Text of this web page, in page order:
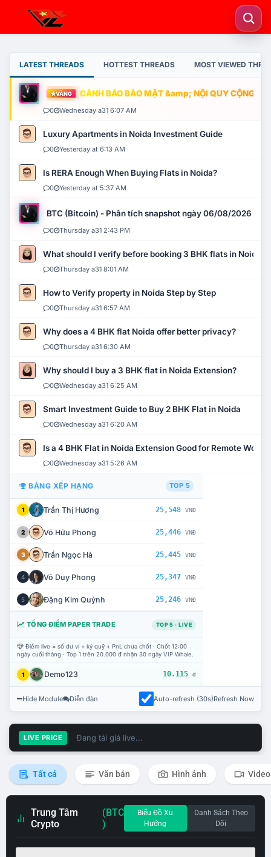
LATEST THREADS HOTTEST THREADS MOST VIEWED
VÀNG CẢNH BÁO BẢO MẬT &amp; NỘI QUY CỘNG
0 Wednesday a31 6:07 AM
Luxury Apartments in Noida Investment Guide
0 Yesterday at 6:13 AM
Is RERA Enough When Buying Flats in Noida?
0 Yesterday at 5:37 AM
BTC (Bitcoin) - Phân tích snapshot ngày 06/08/2026
0 Thursday a31 2:43 PM
What should I verify before booking 3 BHK flats in Noida?
0 Thursday a31 8:01 AM
How to Verify property in Noida Step by Step
0 Thursday a31 6:57 AM
Why does a 4 BHK flat Noida offer better privacy?
0 Thursday a31 6:30 AM
Why should I buy a 3 BHK flat in Noida Extension?
0 Wednesday a31 6:25 AM
Smart Investment Guide to Buy 2 BHK Flat in Noida
0 Wednesday a31 6:20 AM
Is a 4 BHK Flat in Noida Extension Good for Remote Work?
0 Wednesday a31 5:26 AM
BẢNG XẾP HẠNG TOP 5
1 Trần Thị Hương 25,548 VNĐ
2 Võ Hữu Phong 25,446 VNĐ
3 Trần Ngọc Hà 25,445 VNĐ
4 Võ Duy Phong 25,347 VNĐ
5 Đặng Kim Quỳnh 25,246 VNĐ
TỔNG ĐIỂM PAPER TRADE TOP 5 · LIVE
Điểm live = số dư ví + ký quỹ + PnL chưa chốt · Chốt 12:00
ngày cuối tháng · Top 1 trên 20.000 đ nhận 30 ngày VIP Whale.
1 Demo123 10.115 đ
Hide Module Diễn đàn Auto-refresh (30s)Refresh Now
LIVE PRICE Đang tải giá live...
Tất cả Văn bản Hình ảnh Video
Trung Tâm
Crypto
(BTC
)
Biểu Đồ Xu
Hướng
Danh Sách Theo
Dõi